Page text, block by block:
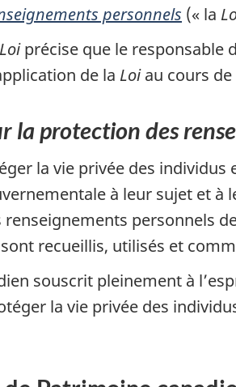
personnels (« la
Loiprécise que le responsable
de la Loiau cours de
la protection des
la vie privée des
à leur sujet et
renseignements personnels
recueillis, utilisés et
souscrit pleinement à
la vie privée des